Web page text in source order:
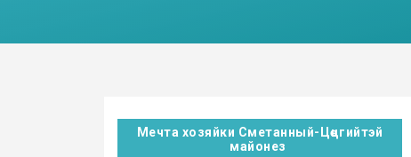
Мечта хозяйки Сметанный-Цөцгийтэй
майонез